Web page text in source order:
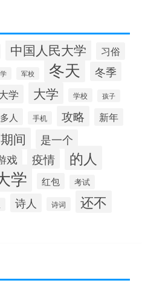
中国人民大学 习俗
军校 冬天 冬季
学 大学 学校 孩子
人 手机 攻略 新年
间 是一个
戏 疫情 的人
学 红包 考试
诗人 诗词 还不